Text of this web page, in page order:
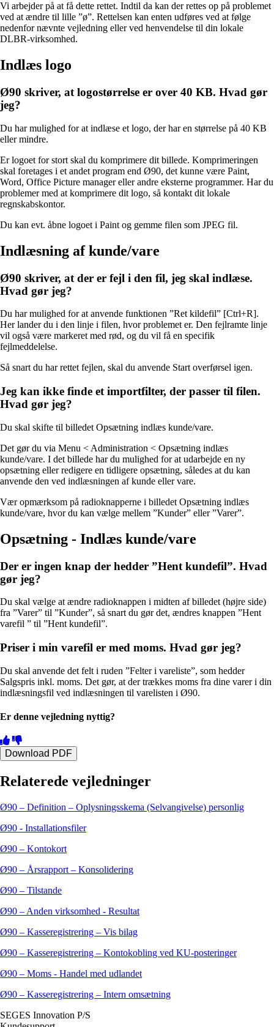
Vi arbejder på at få dette rettet. Indtil da kan der rettes op på problemet
ved at ændre til lille ”ø”. Rettelsen kan enten udføres ved at følge
nedenfor nævnte vejledning eller ved henvendelse til din lokale
DLBR-virksomhed.
Indlæs logo
Ø90 skriver, at logostørrelse er over 40 KB. Hvad gør
jeg?
Du har mulighed for at indlæse et logo, der har en størrelse på 40 KB
eller mindre.
Er logoet for stort skal du komprimere dit billede. Komprimeringen
skal foretages i et andet program end Ø90, det kunne være Paint,
Word, Office Picture manager eller andre eksterne programmer. Har du
problemer med at komprimere dit logo, så kontakt dit lokale
regnskabskontor.
Du kan evt. åbne logoet i Paint og gemme filen som JPEG fil.
Indlæsning af kunde/vare
Ø90 skriver, at der er fejl i den fil, jeg skal indlæse.
Hvad gør jeg?
Du har mulighed for at anvende funktionen ”Ret kildefil” [Ctrl+R].
Her lander du i den linje i filen, hvor problemet er. Den fejlramte linje
vil også være markeret med rød, og du vil få en specifik
fejlmeddelelse.
Så snart du har rettet fejlen, skal du anvende Start overførsel igen.
Jeg kan ikke finde et importfilter, der passer til filen.
Hvad gør jeg?
Du skal skifte til billedet Opsætning indlæs kunde/vare.
Det gør du via Menu < Administration < Opsætning indlæs
kunde/vare. I det billede har du mulighed for at udarbejde en ny
opsætning eller redigere en tidligere opsætning, således at du kan
anvende den ved indlæsningen af kunde eller vare.
Vær opmærksom på radioknapperne i billedet Opsætning indlæs
kunde/vare, hvor du kan vælge mellem ”Kunder” eller ”Varer”.
Opsætning - Indlæs kunde/vare
Der er ingen knap der hedder ”Hent kundefil”. Hvad
gør jeg?
Du skal vælge at ændre radioknappen i midten af billedet (højre side)
fra ”Varer” til ”Kunder”, så snart du gør det, ændres knappen ”Hent
varefil ” til ”Hent kundefil”.
Priser i min varefil er med moms. Hvad gør jeg?
Du skal anvende det felt i ruden ”Felter i vareliste”, som hedder
Salgspris inkl. moms. Det gør, at der trækkes moms fra dine varer i din
indlæsningsfil ved indlæsningen til varelisten i Ø90.
Er denne vejledning nyttig?
Download PDF
Relaterede vejledninger
Ø90 – Definition – Oplysningsskema (Selvangivelse) personlig
Ø90 - Installationsfiler
Ø90 – Kontokort
Ø90 – Årsrapport – Konsolidering
Ø90 – Tilstande
Ø90 – Anden virksomhed - Resultat
Ø90 – Kasseregistrering – Vis bilag
Ø90 – Kasseregistrering – Kontokobling ved KU-posteringer
Ø90 – Moms - Handel med udlandet
Ø90 – Kasseregistrering – Intern omsætning
SEGES Innovation P/S